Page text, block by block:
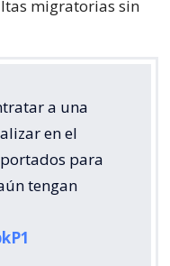
migratorias sin
a una
en el
para
tengan